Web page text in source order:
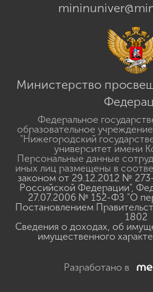
Министерство
Федеральное
образовательное
"Нижегородский
университет имени
Персональные данные
иных лиц размещены в
законом от 29.12.2012 №
Российской Федерации",
27.07.2006 № 152-ФЗ "О
Постановлением
1802
Сведения о доходах, об
имущественного
Разработано в